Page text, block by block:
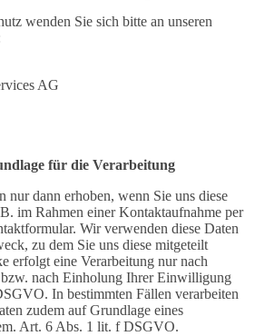
wenden Sie sich bitte an unseren
AG
für die Verarbeitung
nur dann erhoben, wenn Sie uns diese
im Rahmen einer Kontaktaufnahme per
Wir verwenden diese Daten
zu dem Sie uns diese mitgeteilt
erfolgt eine Verarbeitung nur nach
nach Einholung Ihrer Einwilligung
In bestimmten Fällen verarbeiten
zudem auf Grundlage eines
Art. 6 Abs. 1 lit. f DSGVO.